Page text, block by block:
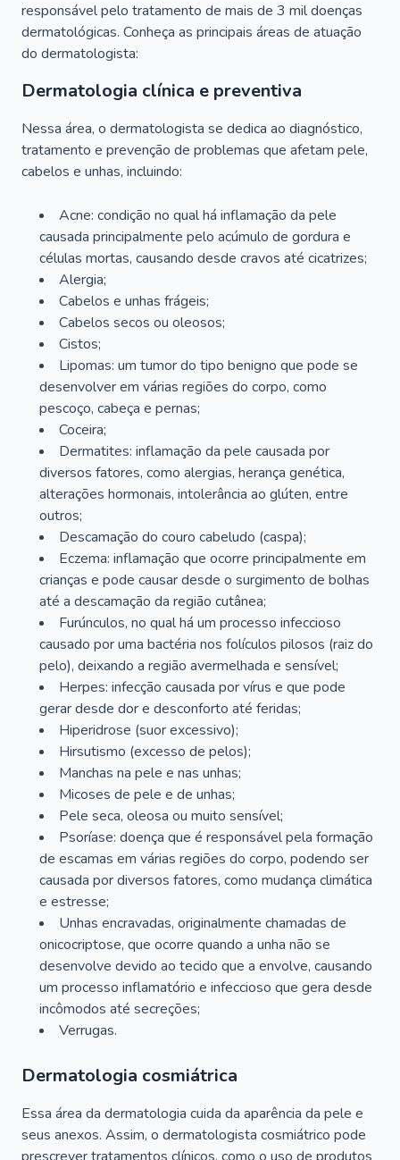
responsável pelo tratamento de mais de 3 mil doenças
dermatológicas. Conheça as principais áreas de atuação
do dermatologista:
Dermatologia clínica e preventiva
Nessa área, o dermatologista se dedica ao diagnóstico,
tratamento e prevenção de problemas que afetam pele,
cabelos e unhas, incluindo:
Acne: condição no qual há inflamação da pele
causada principalmente pelo acúmulo de gordura e
células mortas, causando desde cravos até cicatrizes;
Alergia;
Cabelos e unhas frágeis;
Cabelos secos ou oleosos;
Cistos;
Lipomas: um tumor do tipo benigno que pode se
desenvolver em várias regiões do corpo, como
pescoço, cabeça e pernas;
Coceira;
Dermatites: inflamação da pele causada por
diversos fatores, como alergias, herança genética,
alterações hormonais, intolerância ao glúten, entre
outros;
Descamação do couro cabeludo (caspa);
Eczema: inflamação que ocorre principalmente em
crianças e pode causar desde o surgimento de bolhas
até a descamação da região cutânea;
Furúnculos, no qual há um processo infeccioso
causado por uma bactéria nos folículos pilosos (raiz do
pelo), deixando a região avermelhada e sensível;
Herpes: infecção causada por vírus e que pode
gerar desde dor e desconforto até feridas;
Hiperidrose (suor excessivo);
Hirsutismo (excesso de pelos);
Manchas na pele e nas unhas;
Micoses de pele e de unhas;
Pele seca, oleosa ou muito sensível;
Psoríase: doença que é responsável pela formação
de escamas em várias regiões do corpo, podendo ser
causada por diversos fatores, como mudança climática
e estresse;
Unhas encravadas, originalmente chamadas de
onicocriptose, que ocorre quando a unha não se
desenvolve devido ao tecido que a envolve, causando
um processo inflamatório e infeccioso que gera desde
incômodos até secreções;
Verrugas.
Dermatologia cosmiátrica
Essa área da dermatologia cuida da aparência da pele e
seus anexos. Assim, o dermatologista cosmiátrico pode